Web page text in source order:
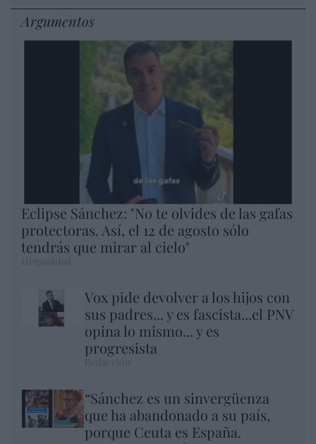
Argumentos
Eclipse Sánchez: "No te olvides de las gafas
protectoras. Así, el 12 de agosto sólo
tendrás que mirar al cielo"
Vox pide devolver a los hijos con
sus padres... y es fascista...el PNV
opina lo mismo... y es
progresista
“Sánchez es un sinvergüenza
que ha abandonado a su país,
porque Ceuta es España.